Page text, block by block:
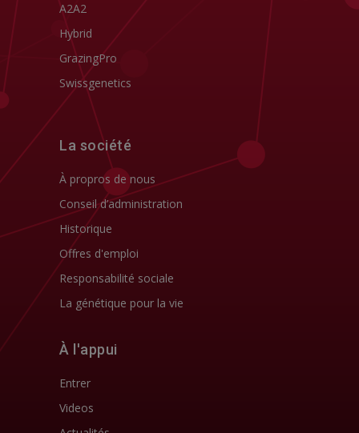
A2A2
Hybrid
GrazingPro
Swissgenetics
La société
À propros de nous
Conseil d’administration
Historique
Offres d'emploi
Responsabilité sociale
La génétique pour la vie
À l'appui
Entrer
Videos